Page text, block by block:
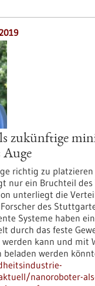
zukünftige
Auge
richtig zu
nur ein Bruchteil
unterliegt die
des
Systeme haben
durch das feste
kann und mit
werden
nanoroboter-